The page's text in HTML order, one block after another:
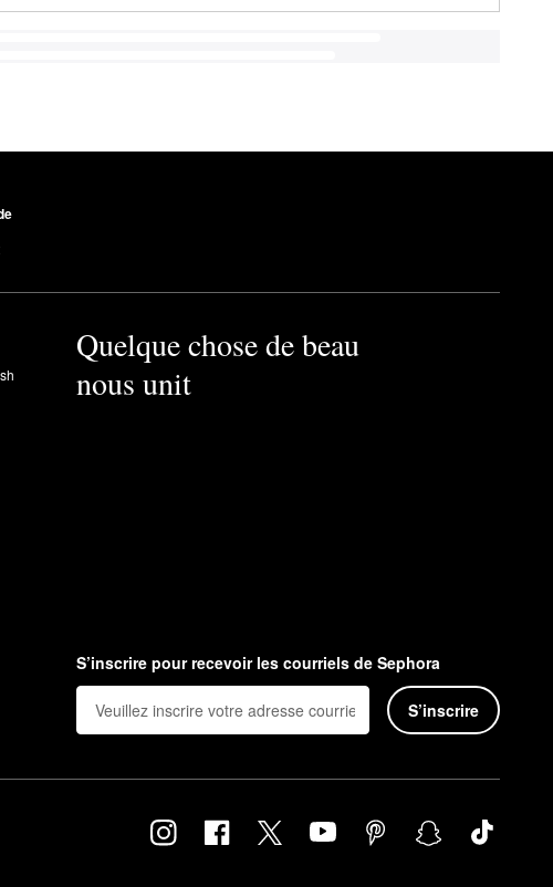
Quelque chose de beau
nous unit
S’inscrire pour recevoir les courriels de Sephora
S’inscrire